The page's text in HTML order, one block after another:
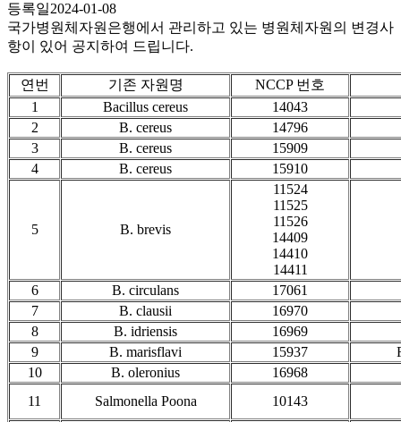
등록일2024-01-08
국가병원체자원은행에서 관리하고 있는 병원체자원의 변경사
항이 있어 공지하여 드립니다.
연번 기존 자원명
NCCP 번호
1
Bacillus cereus
14043
2
B. cereus
14796
3
B. cereus
15909
4
B. cereus 15910
5 B. brevis
11524
11525
11526
14409
14410
14411
6
B. circulans
17061
7
B. clausii
16970
8
B. idriensis
16969
9
B. marisflavi 15937
10
B. oleronius
16968
11
Salmonella Poona 10143